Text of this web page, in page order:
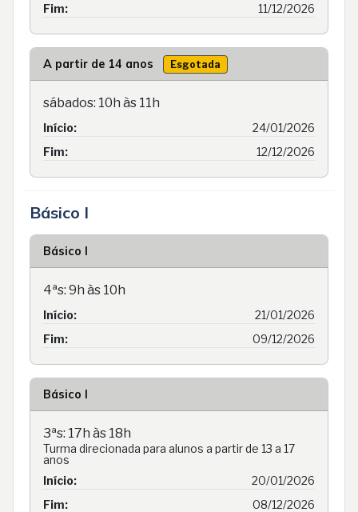
Fim:
11/12/2026
A partir de 14 anos Esgotada
sábados: 10h às 11h
Início:
24/01/2026
Fim:
12/12/2026
Básico I
Básico I
4ªs: 9h às 10h
Início:
21/01/2026
Fim:
09/12/2026
Básico I
3ªs: 17h às 18h
Turma direcionada para alunos a partir de 13 a 17
anos
Início:
20/01/2026
Fim:
08/12/2026